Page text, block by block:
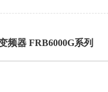
频器 FRB6000G系列